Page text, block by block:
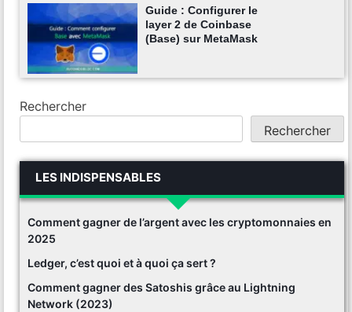
Guide : Configurer le
layer 2 de Coinbase
(Base) sur MetaMask
Rechercher
Rechercher
LES INDISPENSABLES
Comment gagner de l’argent avec les cryptomonnaies en
2025
Ledger, c’est quoi et à quoi ça sert ?
Comment gagner des Satoshis grâce au Lightning
Network (2023)